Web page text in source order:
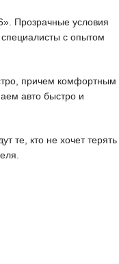
Прозрачные условия
с опытом
причем комфортным
авто быстро и
те, кто не хочет терять